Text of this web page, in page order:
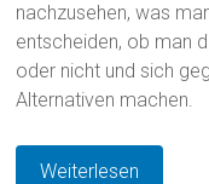
nachzusehen, was
entscheiden, ob man
oder nicht und sich
Alternativen machen.
Weiterlesen